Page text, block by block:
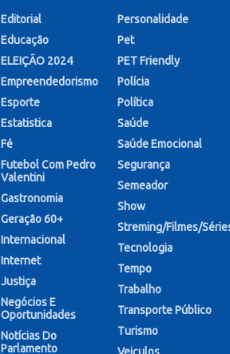
Editorial
Educação
ELEIÇÃO 2024
Empreendedorismo
Esporte
Estatistica
Fé
Futebol Com Pedro
Valentini
Gastronomia
Geração 60+
Internacional
Internet
Justiça
Negócios E
Oportunidades
Notícias Do
Parlamento
Personalidade
Pet
PET Friendly
Polícia
Política
Saúde
Saúde Emocional
Segurança
Semeador
Show
Streming/Filmes/
Tecnologia
Tempo
Trabalho
Transporte Público
Turismo